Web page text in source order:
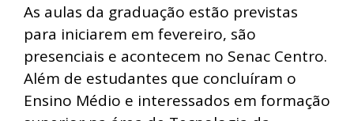
As aulas da graduação estão previstas
para iniciarem em fevereiro, são
presenciais e acontecem no Senac Centro.
Além de estudantes que concluíram o
Ensino Médio e interessados em formação